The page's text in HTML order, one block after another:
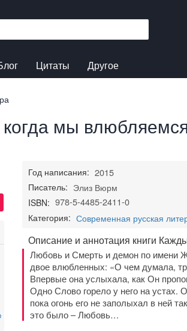
Цитаты Другое
мы
Год написания: 2015
Писатель: Элиз Вюрм
ISBN: 978-5-4485-2411-0
Категория: Современная русская
Описание и аннотация книги
Любовь и Смерть и демон по имени
двое влюбленных: «О чем думала,
Впервые она услыхала, как Он
Одно Слово горело у него на устах.
пока огонь его не заполыхал в ней
это было – Любовь…